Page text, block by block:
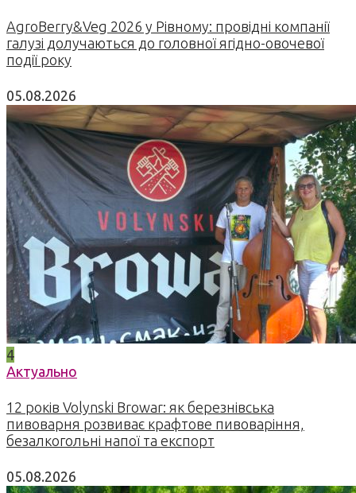
AgroBerry&Veg 2026 у Рівному: провідні компанії
галузі долучаються до головної ягідно-овочевої
події року
05.08.2026
4
Актуально
12 років Volynski Browar: як березнівська
пивоварня розвиває крафтове пивоваріння,
безалкогольні напої та експорт
05.08.2026